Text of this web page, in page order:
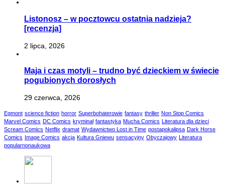
Listonosz – w pocztowcu ostatnia nadzieja?
[recenzja]
2 lipca, 2026
Maja i czas motyli – trudno być dzieckiem w świecie
pogubionych dorosłych
29 czerwca, 2026
Egmont science fiction horror Superbohaterowie fantasy thriller Non Stop Comics
Marvel Comics DC Comics kryminał fantastyka Mucha Comics Literatura dla dzieci
Scream Comics Netflix dramat Wydawnictwo Lost in Time postapokalipsa Dark Horse
Comics Image Comics akcja Kultura Gniewu sensacyjny Obyczajowy Literatura
popularnonaukowa